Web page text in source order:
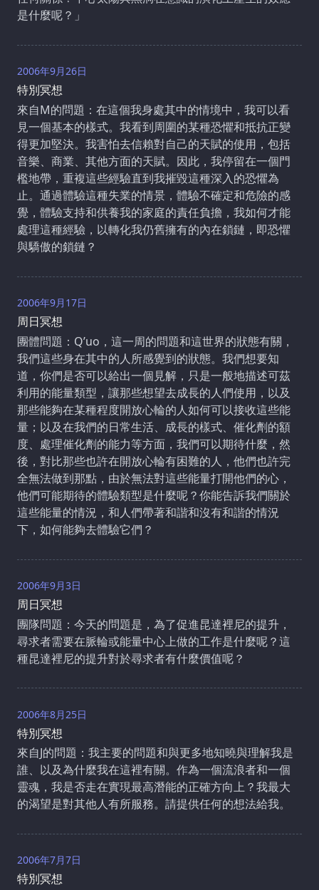
是什麼呢？」
2006年9月26日
特別冥想
來自M的問題：在這個我身處其中的情境中，我可以看
見一個基本的樣式。我看到周圍的某種恐懼和抵抗正變
得更加堅決。我害怕去信賴對自己的天賦的使用，包括
音樂、商業、其他方面的天賦。因此，我停留在一個門
檻地帶，重複這些經驗直到我摧毀這種深入的恐懼為
止。通過體驗這種失業的情景，體驗不確定和危險的感
覺，體驗支持和供養我的家庭的責任負擔，我如何才能
處理這種經驗，以轉化我仍舊擁有的內在鎖鏈，即恐懼
與驕傲的鎖鏈？
2006年9月17日
周日冥想
團體問題：Q’uo，這一周的問題和這世界的狀態有關，
我們這些身在其中的人所感覺到的狀態。我們想要知
道，你們是否可以給出一個見解，只是一般地描述可茲
利用的能量類型，讓那些想望去成長的人們使用，以及
那些能夠在某種程度開放心輪的人如何可以接收這些能
量；以及在我們的日常生活、成長的樣式、催化劑的額
度、處理催化劑的能力等方面，我們可以期待什麼，然
後，對比那些也許在開放心輪有困難的人，他們也許完
全無法做到那點，由於無法對這些能量打開他們的心，
他們可能期待的體驗類型是什麼呢？你能告訴我們關於
這些能量的情況，和人們帶著和諧和沒有和諧的情況
下，如何能夠去體驗它們？
2006年9月3日
周日冥想
團隊問題：今天的問題是，為了促進昆達裡尼的提升，
尋求者需要在脈輪或能量中心上做的工作是什麼呢？這
種昆達裡尼的提升對於尋求者有什麼價值呢？
2006年8月25日
特別冥想
來自J的問題：我主要的問題和與更多地知曉與理解我是
誰、以及為什麼我在這裡有關。作為一個流浪者和一個
靈魂，我是否走在實現最高潛能的正確方向上？我最大
的渴望是對其他人有所服務。請提供任何的想法給我。
2006年7月7日
特別冥想